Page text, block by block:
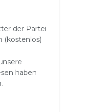
der Partei
(kostenlos)
haben